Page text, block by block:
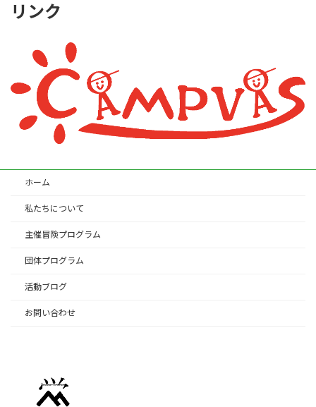
リンク
ホーム
私たちについて
主催冒険プログラム
団体プログラム
活動ブログ
お問い合わせ